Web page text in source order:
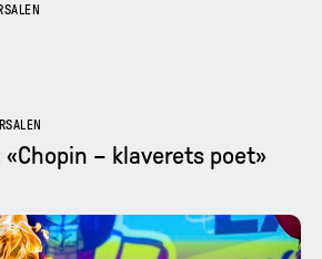
«Chopin – klaverets poet»